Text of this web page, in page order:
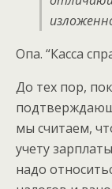
Опа. “Касса
До тех пор,
мы считаем,
учету
надо